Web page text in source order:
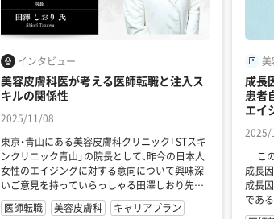
インタビュー
美容皮膚科医が考える医師転職と注入ス
キルの関係性
2025/11/08
東京・青山にある美容皮膚科クリニック「STスキ
ンクリニック青山」の院長として、昨今の日本人
女性のエイジングに対する意向について興味深
いご意見を持っていらっしゃる田澤しおり先生
に、ご自身の実体験から注入...
医師転職 美容皮膚科
キャリアプラン
美
成長
患者
エイ
2025/
成長
成長